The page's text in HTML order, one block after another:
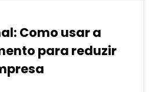
Como usar a
para reduzir